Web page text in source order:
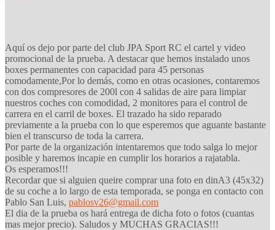
Aquí os dejo por parte del club JPA Sport RC el cartel y video
promocional de la prueba. A destacar que hemos instalado unos
boxes permanentes con capacidad para 45 personas
comodamente,Por lo demás, como en otras ocasiones, contaremos
con dos compresores de 200l con 4 salidas de aire para limpiar
nuestros coches con comodidad, 2 monitores para el control de
carrera en el carril de boxes. El trazado ha sido reparado
previamente a la prueba con lo que esperemos que aguante bastante
bien el transcurso de toda la carrera.
Por parte de la organización intentaremos que todo salga lo mejor
posible y haremos incapie en cumplir los horarios a rajatabla.
Os esperamos!!!
Recordar que si alguien queire comprar una foto en dinA3 (45x32)
de su coche a lo largo de esta temporada, se ponga en contacto con
Pablo San Luis, pablosv26@gmail.com
El dia de la prueba os hará entrega de dicha foto o fotos (cuantas
mas mejor precio). Saludos y MUCHAS GRACIAS!!!